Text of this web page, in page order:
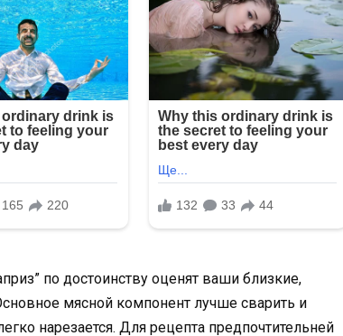
по достоинству оценят ваши близкие,
мясной компонент лучше сварить и
нарезается. Для рецепта предпочтительней